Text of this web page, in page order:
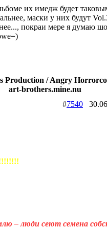
их имедж будет
маски у них будут
покраи мере я думаю
Production / Angry
art-brothers.mine.nu
#7540
– люди сеют семена